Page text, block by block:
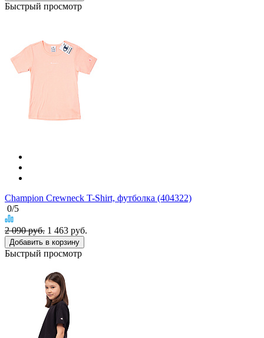
Быстрый просмотр
Champion Crewneck T-Shirt, футболка (404322)
0/5
2 090 руб. 1 463 руб.
Добавить в корзину
Быстрый просмотр